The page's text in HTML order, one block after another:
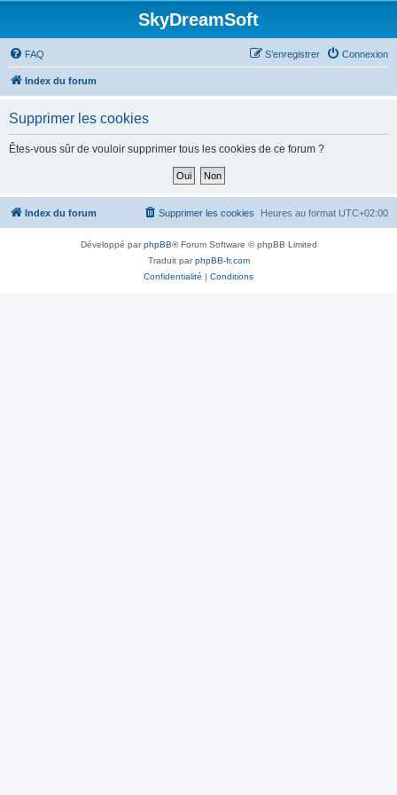
SkyDreamSoft
FAQ Connexion
S’enregistrer
Index du forum
Supprimer les cookies
Êtes-vous sûr de vouloir supprimer tous les cookies de ce forum ?
Index du forum Heures au format UTC+02:00
Supprimer les cookies
Développé parphpBB® Forum Software © phpBB Limited
Traduit parphpBB-fr.com
Confidentialité | Conditions